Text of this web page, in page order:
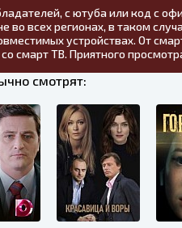
с ютуба или код с
во всех регионах, в таком
устройствах. От
смарт ТВ. Приятного
смотрят: